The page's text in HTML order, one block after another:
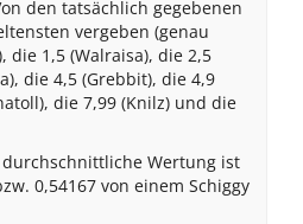
den tatsächlich gegebenen
vergeben (genau
die 1,5 (Walraisa), die 2,5
die 4,5 (Grebbit), die 4,9
die 7,99 (Knilz) und die
Wertung ist
0,54167 von einem Schiggy